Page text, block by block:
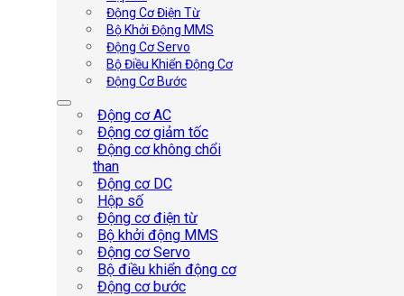
Động Cơ Điện Từ
Bộ Khởi Động MMS
Động Cơ Servo
Bộ Điều Khiển Động Cơ
Động Cơ Bước
Động cơ AC
Động cơ giảm tốc
Động cơ không chổi
than
Động cơ DC
Hộp số
Động cơ điện từ
Bộ khởi động MMS
Động cơ Servo
Bộ điều khiển động cơ
Động cơ bước